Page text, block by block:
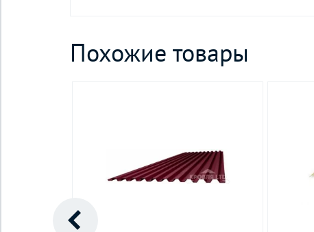
Похожие товары